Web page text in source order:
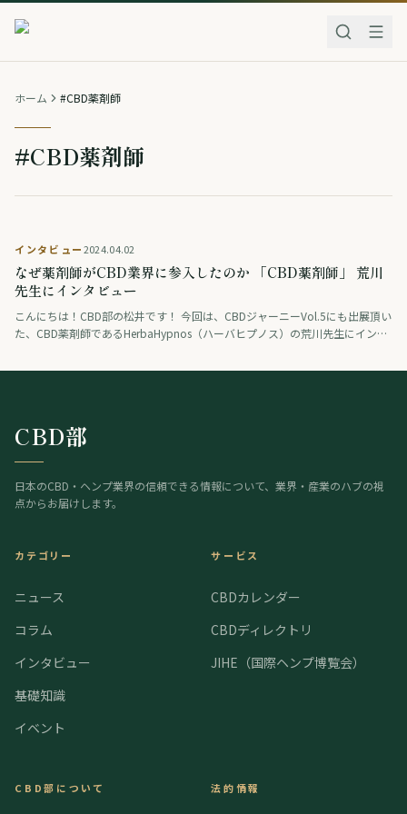
ホーム #CBD薬剤師
#CBD薬剤師
インタビュー2024.04.02
なぜ薬剤師がCBD業界に参入したのか 「CBD薬剤師」 荒川
先生にインタビュー
こんにちは！CBD部の松井です！ 今回は、CBDジャーニーVol.5にも出展頂い
た、CBD薬剤師であるHerbaHypnos（ハーバヒプノス）の荒川先生にインタ
CBD部
日本のCBD・ヘンプ業界の信頼できる情報について、業界・産業のハブの視
点からお届けします。
カテゴリー
ニュース
コラム
インタビュー
基礎知識
イベント
サービス
CBDカレンダー
CBDディレクトリ
JIHE（国際ヘンプ博覧会）
CBD部について 法的情報